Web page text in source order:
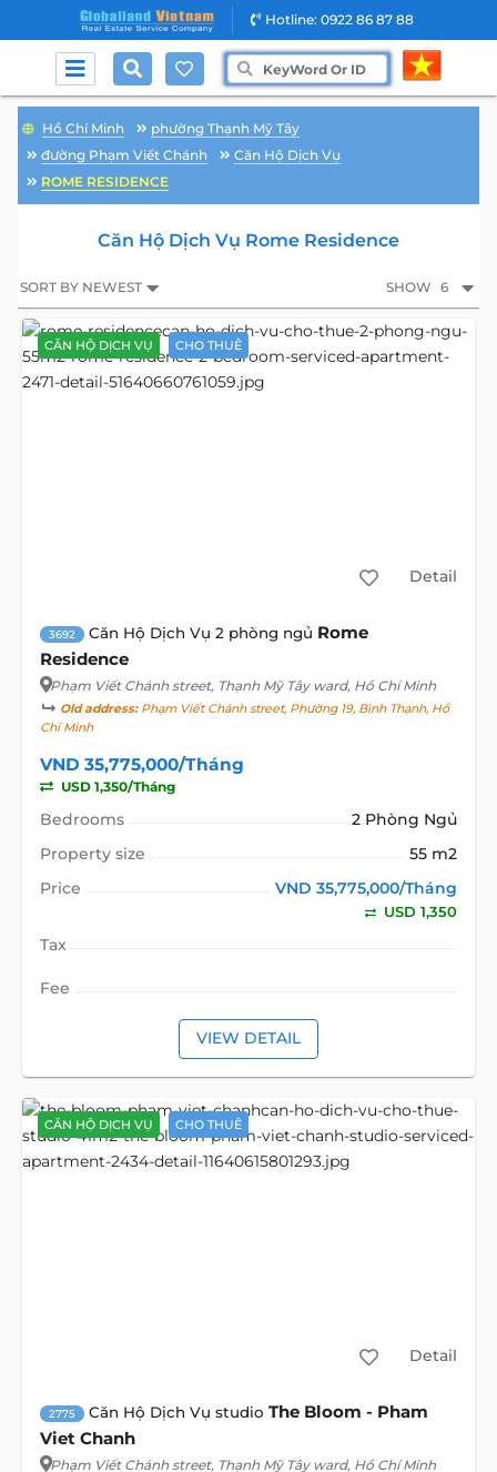
Hotline: 0922 86 87 88
Hồ Chí Minh
phường Thạnh Mỹ Tây
đường Phạm Viết Chánh
Căn Hộ Dịch Vụ
ROME RESIDENCE
Căn Hộ Dịch Vụ Rome Residence
SORT BY NEWEST SHOW 6
CĂN HỘ DỊCH VỤ CHO THUÊ
Detail
3692 Căn Hộ Dịch Vụ 2 phòng ngủ Rome
Residence
Phạm Viết Chánh street, Thạnh Mỹ Tây ward, Hồ Chí Minh
Old address:Phạm Viết Chánh street, Phường 19, Bình Thạnh, Hồ
Chí Minh
VND 35,775,000/Tháng
USD 1,350/Tháng
Bedrooms
2 Phòng Ngủ
Property size
55 m2
Price
VND 35,775,000/Tháng
USD 1,350
Tax
Fee
VIEW DETAIL
CĂN HỘ DỊCH VỤ CHO THUÊ
Detail
2775 Căn Hộ Dịch Vụ studio The Bloom - Pham
Viet Chanh
Phạm Viết Chánh street, Thạnh Mỹ Tây ward, Hồ Chí Minh